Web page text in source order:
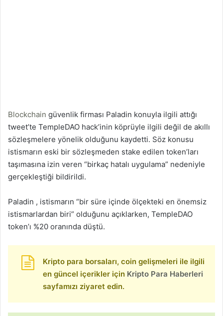
Blockchain güvenlik firması Paladin konuyla ilgili attığı
tweet’te TempleDAO hack’inin köprüyle ilgili değil de akıllı
sözleşmelere yönelik olduğunu kaydetti. Söz konusu
istismarın eski bir sözleşmeden stake edilen token’ları
taşımasına izin veren “birkaç hatalı uygulama” nedeniyle
gerçekleştiği bildirildi.
Paladin , istismarın “bir süre içinde ölçekteki en önemsiz
istismarlardan biri” olduğunu açıklarken, TempleDAO
token’ı %20 oranında düştü.
Kripto para borsaları, coin gelişmeleri ile ilgili
en güncel içerikler için Kripto Para Haberleri
sayfamızı ziyaret edin.